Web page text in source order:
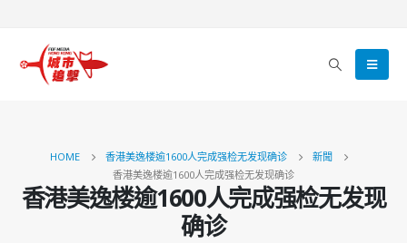
HOME 香港美逸楼逾1600人完成强检无发现确诊
新聞
香港美逸楼逾1600人完成强检无发现确诊
香港美逸楼逾1600人完成强检无发现
确诊